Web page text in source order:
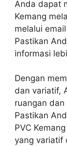
Anda dapat
Kemang
melalui
Pastikan
informasi
Dengan
dan variatif,
ruangan
Pastikan
PVC
yang variatif